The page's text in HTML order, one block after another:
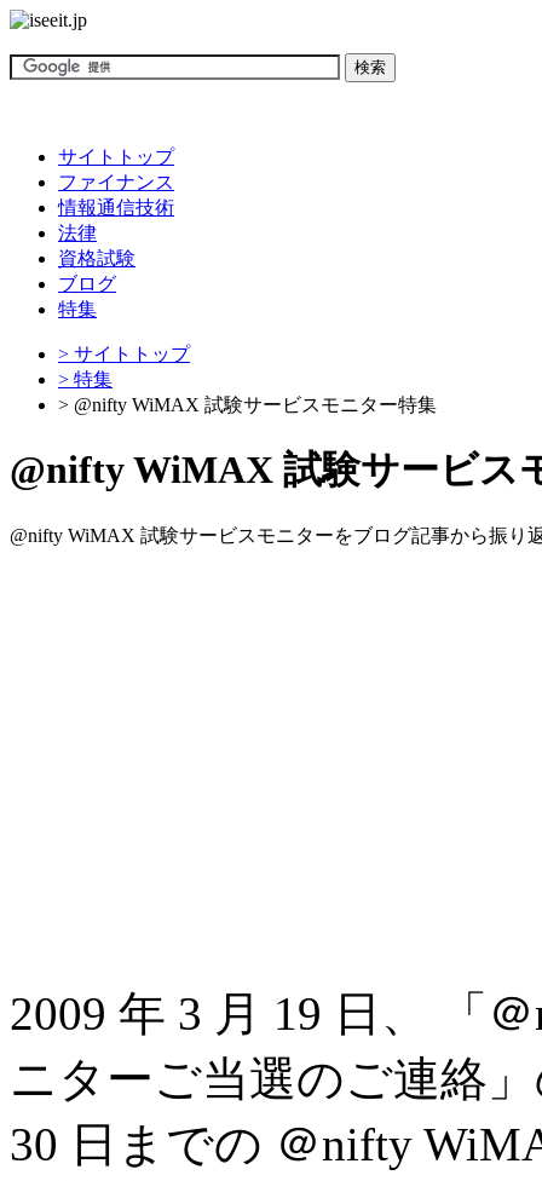
サイトトップ
ファイナンス
情報通信技術
法律
資格試験
ブログ
特集
> サイトトップ
> 特集
> @nifty WiMAX 試験サービスモニター特集
@nifty WiMAX 試験サービス
@nifty WiMAX 試験サービスモニターをブログ記事から振り
2009 年 3 月 19 日、 「
ニターご当選のご連絡
30 日までの ＠nifty